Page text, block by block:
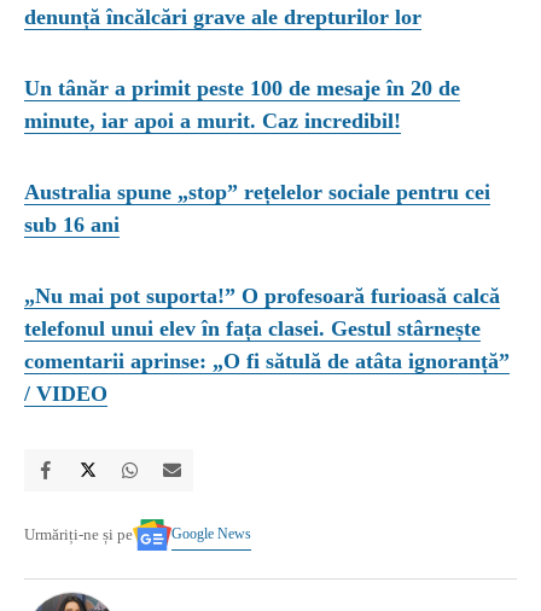
denunță încălcări grave ale drepturilor lor
Un tânăr a primit peste 100 de mesaje în 20 de
minute, iar apoi a murit. Caz incredibil!
Australia spune „stop” rețelelor sociale pentru cei
sub 16 ani
„Nu mai pot suporta!” O profesoară furioasă calcă
telefonul unui elev în fața clasei. Gestul stârnește
comentarii aprinse: „O fi sătulă de atâta ignoranță”
/ VIDEO
Urmăriți-ne și pe Google News